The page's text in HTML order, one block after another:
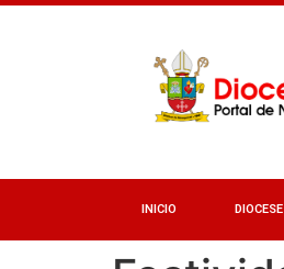
INICIO DIOCESE